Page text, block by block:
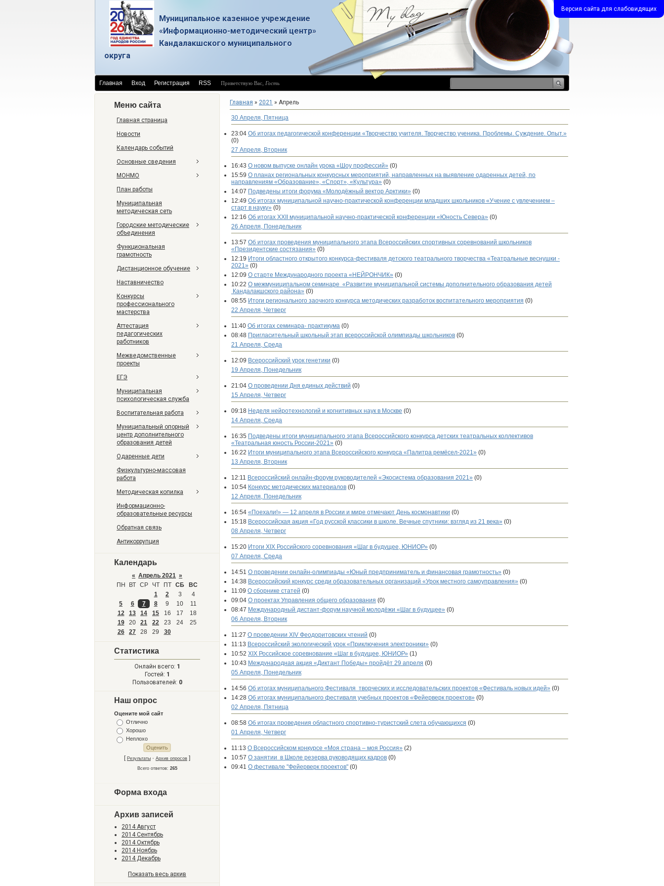
Версия сайта для слабовидящих
Муниципальное казенное учреждение
«Информационно-методический центр»
Кандалакшского муниципального
округа
Главная Вход Регистрация RSS Приветствую Вас Гость
Меню сайта
Главная страница
Новости
Календарь событий
Основные сведения
МОНМО
План работы
Муниципальная
методическая сеть
Городские методические
объединения
Функциональная
грамотность
Дистанционное обучение
Наставничество
Конкурсы
профессионального
мастерства
Аттестация
педагогических
работников
Межведомственные
проекты
ЕГЭ
Муниципальная
психологическая служба
Воспитательная работа
Муниципальный опорный
центр дополнительного
образования детей
Одаренные дети
Физкультурно-массовая
работа
Методическая копилка
Информационно-
образовательные ресурсы
Обратная связь
Антикоррупция
Календарь
« Апрель 2021 »
ПН
ВТ СР ЧТ ПТ СБ
ВС
1
2 3
4
5
6 7 8 9 10
11
12
13 14 15 16 17
18
19
20 21 22 23 24
25
26
27 28 29 30
Статистика
Онлайн всего: 1
Гостей: 1
Пользователей: 0
Наш опрос
Оцените мой сайт
Отлично
Хорошо
Неплохо
[ Результаты · Архив опросов ]
Всего ответов: 265
Форма входа
Архив записей
2014 Август
2014 Сентябрь
2014 Октябрь
2014 Ноябрь
2014 Декабрь
Показать весь архив
Главная » 2021 » Апрель
30 Апреля, Пятница
23:04 Об итогах педагогической конференции «Творчество учителя. Творчество ученика. Проблемы. Суждение. Опыт.»
(0)
27 Апреля, Вторник
16:43 О новом выпуске онлайн урока «Шоу профессий» (0)
15:59 О планах региональных конкурсных мероприятий, направленных на выявление одаренных детей, по
направлениям «Образование», «Спорт», «Культура» (0)
14:07 Подведены итоги форума «Молодёжный вектор Арктики» (0)
12:49 Об итогах муниципальной научно-практической конференции младших школьников «Учение с увлечением –
старт в науку» (0)
12:16 Об итогах XXII муниципальной научно-практической конференции «Юность Севера» (0)
26 Апреля, Понедельник
13:57 Об итогах проведения муниципального этапа Всероссийских спортивных соревнований школьников
«Президентские состязания» (0)
12:19 Итоги областного открытого конкурса-фестиваля детского театрального творчества «Театральные веснушки -
2021» (0)
12:09 О старте Международного проекта «НЕЙРОНЧИК» (0)
10:22 О межмуниципальном семинаре «Развитие муниципальной системы дополнительного образования детей
Кандалакшского района» (0)
08:55 Итоги регионального заочного конкурса методических разработок воспитательного мероприятия (0)
22 Апреля, Четверг
11:40 Об итогах семинара- практикума (0)
08:48 Пригласительный школьный этап всероссийской олимпиады школьников (0)
21 Апреля, Среда
12:09 Всероссийский урок генетики (0)
19 Апреля, Понедельник
21:04 О проведении Дня единых действий (0)
15 Апреля, Четверг
09:18 Неделя нейротехнологий и когнитивных наук в Москве (0)
14 Апреля, Среда
16:35 Подведены итоги муниципального этапа Всероссийского конкурса детских театральных коллективов
«Театральная юность России-2021» (0)
16:22 Итоги муниципального этапа Всероссийского конкурса «Палитра ремёсел-2021» (0)
13 Апреля, Вторник
12:11 Всероссийский онлайн-форум руководителей «Экосистема образования 2021» (0)
10:54 Конкурс методических материалов (0)
12 Апреля, Понедельник
16:54 «Поехали!» — 12 апреля в России и мире отмечают День космонавтики (0)
15:18 Всероссийская акция «Год русской классики в школе. Вечные спутники: взгляд из 21 века» (0)
08 Апреля, Четверг
15:20 Итоги XIX Российского соревнования «Шаг в будущее, ЮНИОР» (0)
07 Апреля, Среда
14:51 О проведении онлайн-олимпиады «Юный предприниматель и финансовая грамотность» (0)
14:38 Всероссийский конкурс среди образовательных организаций «Урок местного самоуправления» (0)
11:09 О сборнике статей (0)
09:04 О проектах Управления общего образования (0)
08:47 Международный дистант-форум научной молодёжи «Шаг в будущее» (0)
06 Апреля, Вторник
11:27 О проведении XIV Феодоритовских чтений (0)
11:13 Всероссийский экологический урок «Приключения электроники» (0)
10:52 XIX Российское соревнование «Шаг в будущее, ЮНИОР» (1)
10:43 Международная акция «Диктант Победы» пройдёт 29 апреля (0)
05 Апреля, Понедельник
14:56 Об итогах муниципального Фестиваля творческих и исследовательских проектов «Фестиваль новых идей» (0)
14:28 Об итогах муниципального фестиваля учебных проектов «Фейерверк проектов» (0)
02 Апреля, Пятница
08:58 Об итогах проведения областного спортивно-туристский слета обучающихся (0)
01 Апреля, Четверг
11:13 О Всероссийском конкурсе «Моя страна – моя Россия» (2)
10:57 О занятии в Школе резерва руководящих кадров (0)
09:41 О фестивале "Фейерверк проектов" (0)